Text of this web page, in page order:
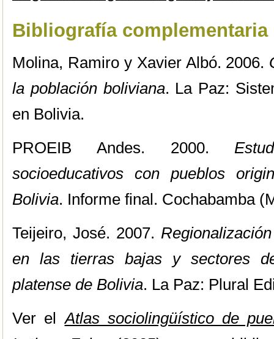
Bibliografía complementaria
Molina, Ramiro y Xavier Albó. 2006.
la población boliviana. La Paz:
en Bolivia.
PROEIB Andes. 2000.
socioeducativos con pueblos
Bolivia. Informe final. Cochabamba
Teijeiro, José. 2007.
en las tierras bajas y sectores
platense de Bolivia. La Paz: Plural
Ver elAtlas sociolingüístico de